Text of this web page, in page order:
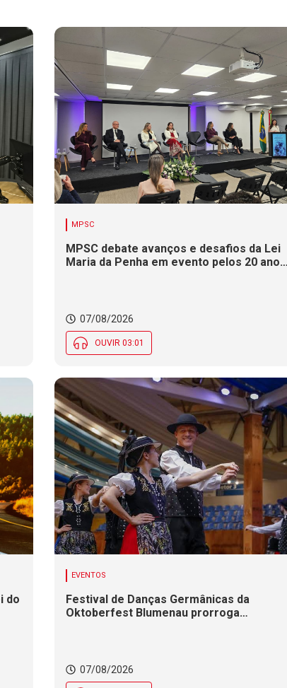
MPSC
MPSC debate avanços e desafios da Lei
Maria da Penha em evento pelos 20 anos
07/08/2026
OUVIR 03:01
do
EVENTOS
Festival de Danças Germânicas da
Oktoberfest Blumenau prorroga
07/08/2026